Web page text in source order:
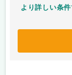
より詳しい条